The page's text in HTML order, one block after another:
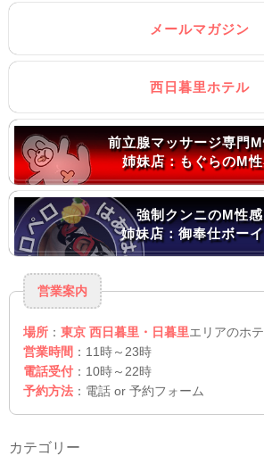
メールマガジン
西日暮里ホテル
前立腺マッサージ専門
姉妹店：もぐらのM
強制クンニのM性感
姉妹店：御奉仕ボー
営業案内
場所 ： 東京 西日暮里・日暮里エリアのホ
営業時間 ：11時～23時
電話受付 ：10時～22時
予約方法 ：電話 or 予約フォーム
カテゴリー